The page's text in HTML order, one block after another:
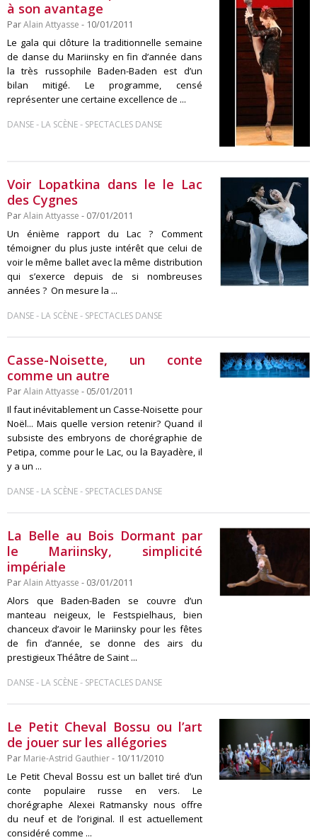
à son avantage
ParAlain Attyasse - 10/01/2011
Le gala qui clôture la traditionnelle semaine
de danse du Mariinsky en fin d’année dans
la très russophile Baden-Baden est d’un
bilan mitigé. Le programme, censé
représenter une certaine excellence de ...
DANSE- LA SCÈNE- SPECTACLES DANSE
Voir Lopatkina dans le le Lac
des Cygnes
ParAlain Attyasse - 07/01/2011
Un énième rapport du Lac ? Comment
témoigner du plus juste intérêt que celui de
voir le même ballet avec la même distribution
qui s’exerce depuis de si nombreuses
années ? On mesure la ...
DANSE- LA SCÈNE- SPECTACLES DANSE
Casse-Noisette, un conte
comme un autre
ParAlain Attyasse - 05/01/2011
Il faut inévitablement un Casse-Noisette pour
Noël... Mais quelle version retenir? Quand il
subsiste des embryons de chorégraphie de
Petipa, comme pour le Lac, ou la Bayadère, il
y a un ...
DANSE- LA SCÈNE- SPECTACLES DANSE
La Belle au Bois Dormant par
le Mariinsky, simplicité
impériale
ParAlain Attyasse - 03/01/2011
Alors que Baden-Baden se couvre d’un
manteau neigeux, le Festspielhaus, bien
chanceux d’avoir le Mariinsky pour les fêtes
de fin d’année, se donne des airs du
prestigieux Théâtre de Saint ...
DANSE- LA SCÈNE- SPECTACLES DANSE
Le Petit Cheval Bossu ou l’art
de jouer sur les allégories
Par Marie-Astrid Gauthier- 10/11/2010
Le Petit Cheval Bossu est un ballet tiré d’un
conte populaire russe en vers. Le
chorégraphe Alexei Ratmansky nous offre
du neuf et de l’original. Il est actuellement
considéré comme ...